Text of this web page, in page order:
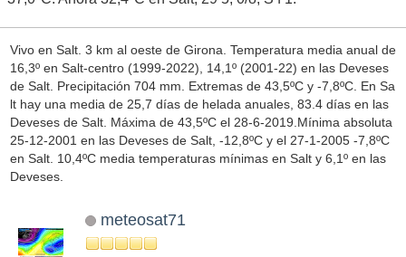
Vivo en Salt. 3 km al oeste de Girona. Temperatura media anual de
16,3º en Salt-centro (1999-2022), 14,1º (2001-22) en las Deveses
de Salt. Precipitación 704 mm. Extremas de 43,5ºC y -7,8ºC. En Sa
lt hay una media de 25,7 días de helada anuales, 83.4 días en las
Deveses de Salt. Máxima de 43,5ºC el 28-6-2019.Mínima absoluta
25-12-2001 en las Deveses de Salt, -12,8ºC y el 27-1-2005 -7,8ºC
en Salt. 10,4ºC media temperaturas mínimas en Salt y 6,1º en las
Deveses.
meteosat71